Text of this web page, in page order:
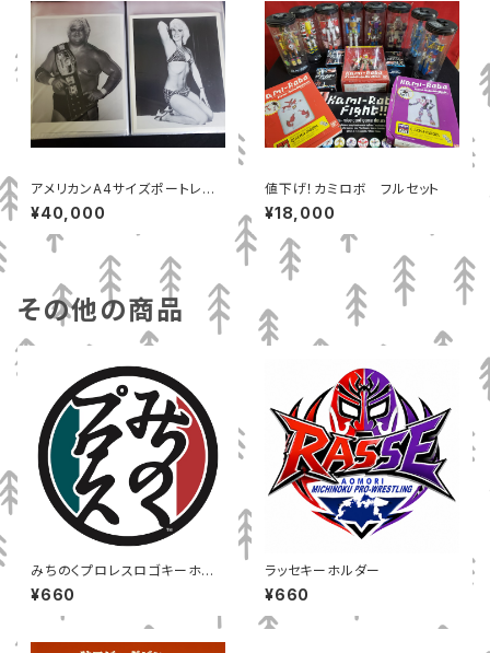
アメリカンA4サイズポートレー
ト108枚セット
¥40,000
値下げ！カミロボ フルセット
¥18,000
その他の商品
みちのくプロレスロゴキーホル
ダー
¥660
ラッセキーホルダー
¥660